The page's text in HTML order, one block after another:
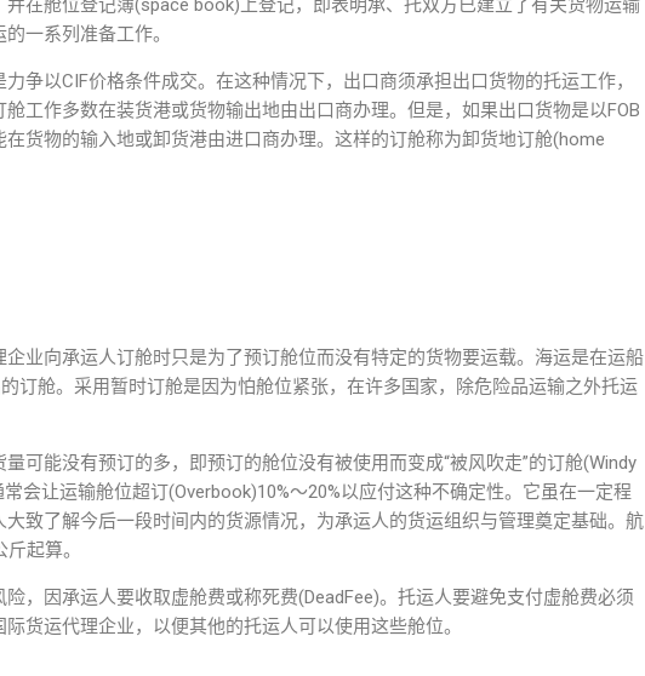
在舱位登记簿(space book)上登记，即表明承、托双方已建立了有关货物运输
一系列准备工作。
争以CIF价格条件成交。在这种情况下，出口商须承担出口货物的托运工作，
工作多数在装货港或货物输出地由出口商办理。但是，如果出口货物是以FOB
货物的输入地或卸货港由进口商办理。这样的订舱称为卸货地订舱(home
业向承运人订舱时只是为了预订舱位而没有特定的货物要运载。海运是在运船
订舱。采用暂时订舱是因为怕舱位紧张，在许多国家，除危险品运输之外托运
可能没有预订的多，即预订的舱位没有被使用而变成“被风吹走”的订舱(Windy
会让运输舱位超订(Overbook)10%～20%以应付这种不确定性。它虽在一定程
致了解今后一段时间内的货源情况，为承运人的货运组织与管理奠定基础。航
起算。
，因承运人要收取虚舱费或称死费(DeadFee)。托运人要避免支付虚舱费必须
货运代理企业，以便其他的托运人可以使用这些舱位。